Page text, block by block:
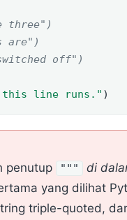
three")
are")
off")
this line runs." )
penutup """ di
yang dilihat
triple-quoted,